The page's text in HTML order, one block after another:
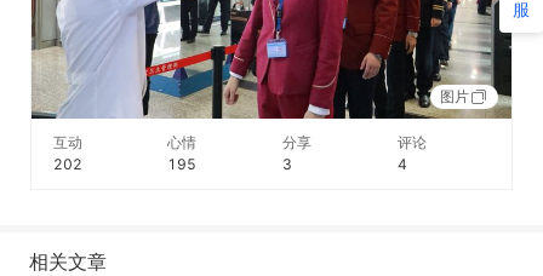
图片
互动
202
心情
195
分享
3
评论
4
相关文章
服